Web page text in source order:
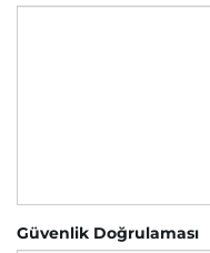
Güvenlik Doğrulaması